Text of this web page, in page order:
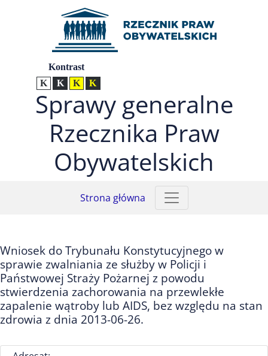
Przejdź do menu głównego (nacisnij Enter)
Przejdź do treści (nacisnij Enter)
Przejdź do mapy serwisu (nacisnij Enter)
UstawieniaKontrast
Kontrast normalny
Kontrast biały tekst na czarnym
Kontrast czarny tekst na żółtym
Sprawy generalne
Rzecznika Praw
Obywatelskich
Strona główna
Wniosek do Trybunału Konstytucyjnego w
sprawie zwalniania ze służby w Policji i
Państwowej Straży Pożarnej z powodu
stwierdzenia zachorowania na przewlekłe
zapalenie wątroby lub AIDS, bez względu na stan
zdrowia z dnia 2013-06-26.